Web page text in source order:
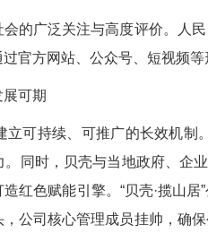
广泛关注与高度评价。人民
官方网站、公众号、短视频
可期
持续、可推广的长效机制
同时，贝壳与当地政府、企
红色赋能引擎。“贝壳·揽山
公司核心管理成员挂帅，确